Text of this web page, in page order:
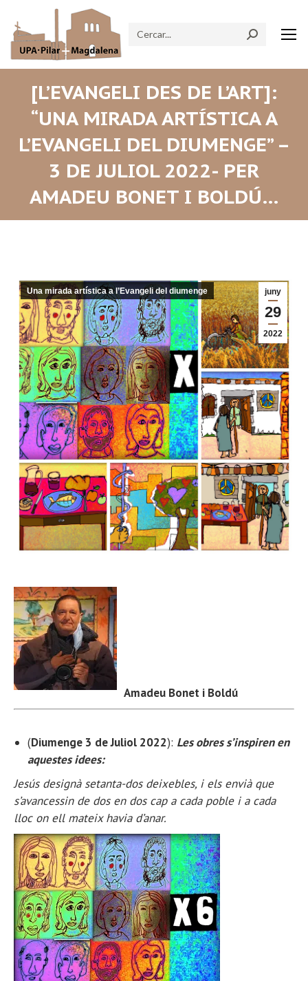
Search:
[L’EVANGELI DES DE L’ART]:
“UNA MIRADA ARTÍSTICA A
L’EVANGELI DEL DIUMENGE” –
3 DE JULIOL 2022- PER
AMADEU BONET I BOLDÚ…
juny
29
2022
Una mirada artística a l’Evangeli del diumenge
Amadeu Bonet i Boldú
(Diumenge 3 de Juliol 2022): Les obres s’inspiren en
aquestes idees:
Jesús designà setanta-dos deixebles, i els envià que
s’avancessin de dos en dos cap a cada poble i a cada
lloc on ell mateix havia d’anar.